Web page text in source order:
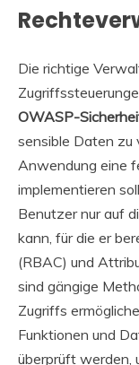
Die richtige
OWASP-
sensible Daten zu
Anwendung eine
implementieren
Benutzer nur auf
kann, für die er
(RBAC) und
sind gängige
Zugriffs
Funktionen und
überprüft werden,